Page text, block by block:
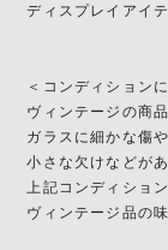
ディスプレイアイ
＜コンディション
ヴィンテージの商品
ガラスに細かな傷や
小さな欠けなどがあ
上記コンディショ
ヴィンテージ品の